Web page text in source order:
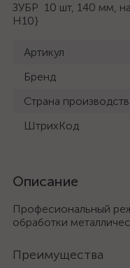
ЗУБР 10 шт, 140 мм,
H10}
Артикул
Бренд
Страна
ШтрихКод
Описание
Професиональный
обработки
Преимущества